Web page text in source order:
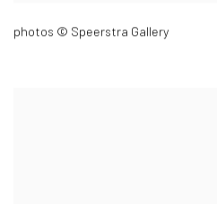
photos © Speerstra Gallery